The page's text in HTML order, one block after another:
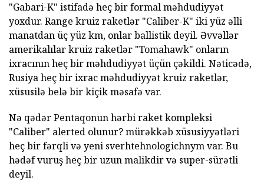
"Gabari-K" istifadə heç bir formal məhdudiyyət
yoxdur. Range kruiz raketlər "Caliber-K" iki yüz əlli
manatdan üç yüz km, onlar ballistik deyil. Əvvəllər
amerikalılar kruiz raketlər "Tomahawk" onların
ixracının heç bir məhdudiyyət üçün çəkildi. Nəticədə,
Rusiya heç bir ixrac məhdudiyyət kruiz raketlər,
xüsusilə belə bir kiçik məsafə var.
Nə qədər Pentaqonun hərbi raket kompleksi
"Caliber" alerted olunur? mürəkkəb xüsusiyyətləri
heç bir fərqli və yeni sverhtehnologichnym var. Bu
hədəf vuruş heç bir uzun malikdir və super-sürətli
deyil.